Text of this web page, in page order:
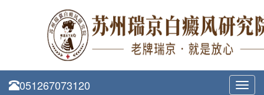
051267073120